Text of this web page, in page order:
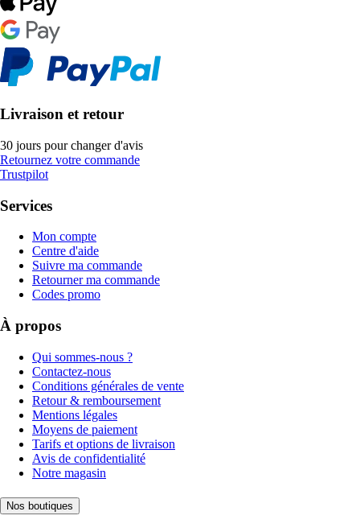
Livraison et retour
30 jours pour changer d'avis
Retournez votre commande
Trustpilot
Services
Mon compte
Centre d'aide
Suivre ma commande
Retourner ma commande
Codes promo
À propos
Qui sommes-nous ?
Contactez-nous
Conditions générales de vente
Retour & remboursement
Mentions légales
Moyens de paiement
Tarifs et options de livraison
Avis de confidentialité
Notre magasin
Nos boutiques